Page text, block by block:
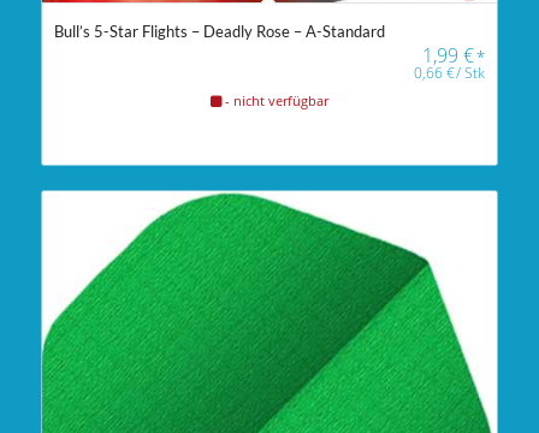
Bull’s 5-Star Flights – Deadly Rose – A-Standard
1,99€*
0,66€/Stk
- nicht verfügbar